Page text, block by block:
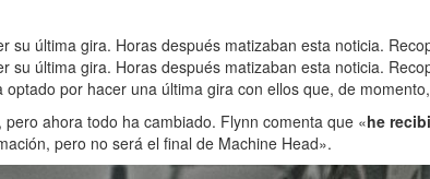
última gira. Horas después matizaban esta noticia.
última gira. Horas después matizaban esta noticia.
por hacer una última gira con ellos que, de
ahora todo ha cambiado. Flynn comenta que «he
pero no será el final de Machine Head».